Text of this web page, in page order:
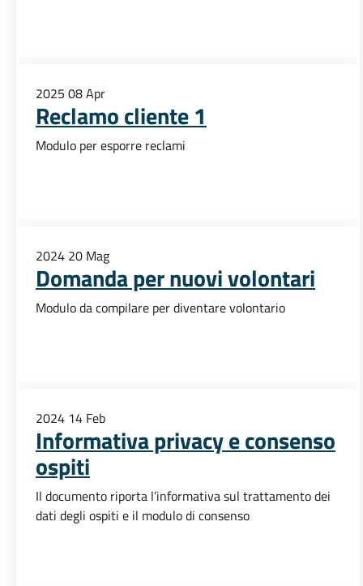
2025 08Apr
Reclamo cliente 1
Modulo per esporre reclami
2024 20 Mag
Domanda per nuovi volontari
Modulo da compilare per diventare volontario
2024 14 Feb
Informativa privacy e consenso
ospiti
Il documento riporta l’informativa sul trattamento dei
dati degli ospiti e il modulo di consenso